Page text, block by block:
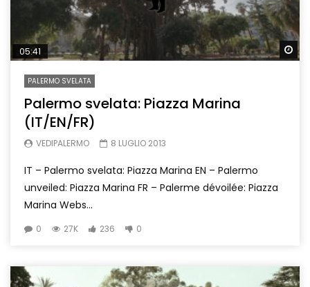
05:41
PALERMO SVELATA
Palermo svelata: Piazza Marina
(IT/EN/FR)
VEDIPALERMO 8 LUGLIO 2013
IT – Palermo svelata: Piazza Marina EN – Palermo
unveiled: Piazza Marina FR – Palerme dévoilée: Piazza
Marina Webs...
0 27K 236 0